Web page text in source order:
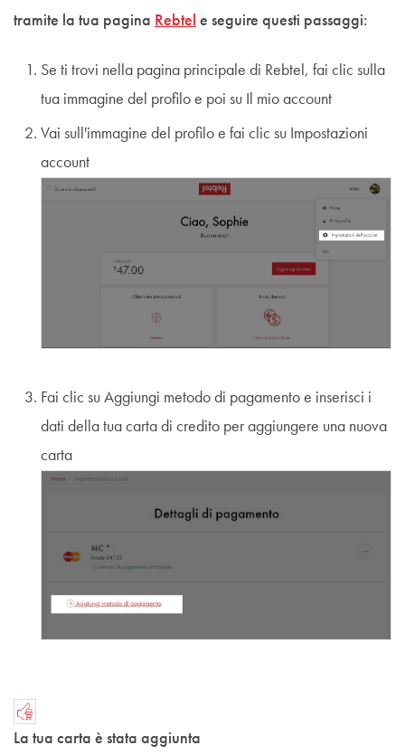
tramite la tua pagina Rebtel e seguire questi passaggi:
Se ti trovi nella pagina principale di Rebtel, fai clic sulla
tua immagine del profilo e poi su Il mio account
Vai sull'immagine del profilo e fai clic su Impostazioni
account
Fai clic su Aggiungi metodo di pagamento e inserisci i
dati della tua carta di credito per aggiungere una nuova
carta
La tua carta è stata aggiunta